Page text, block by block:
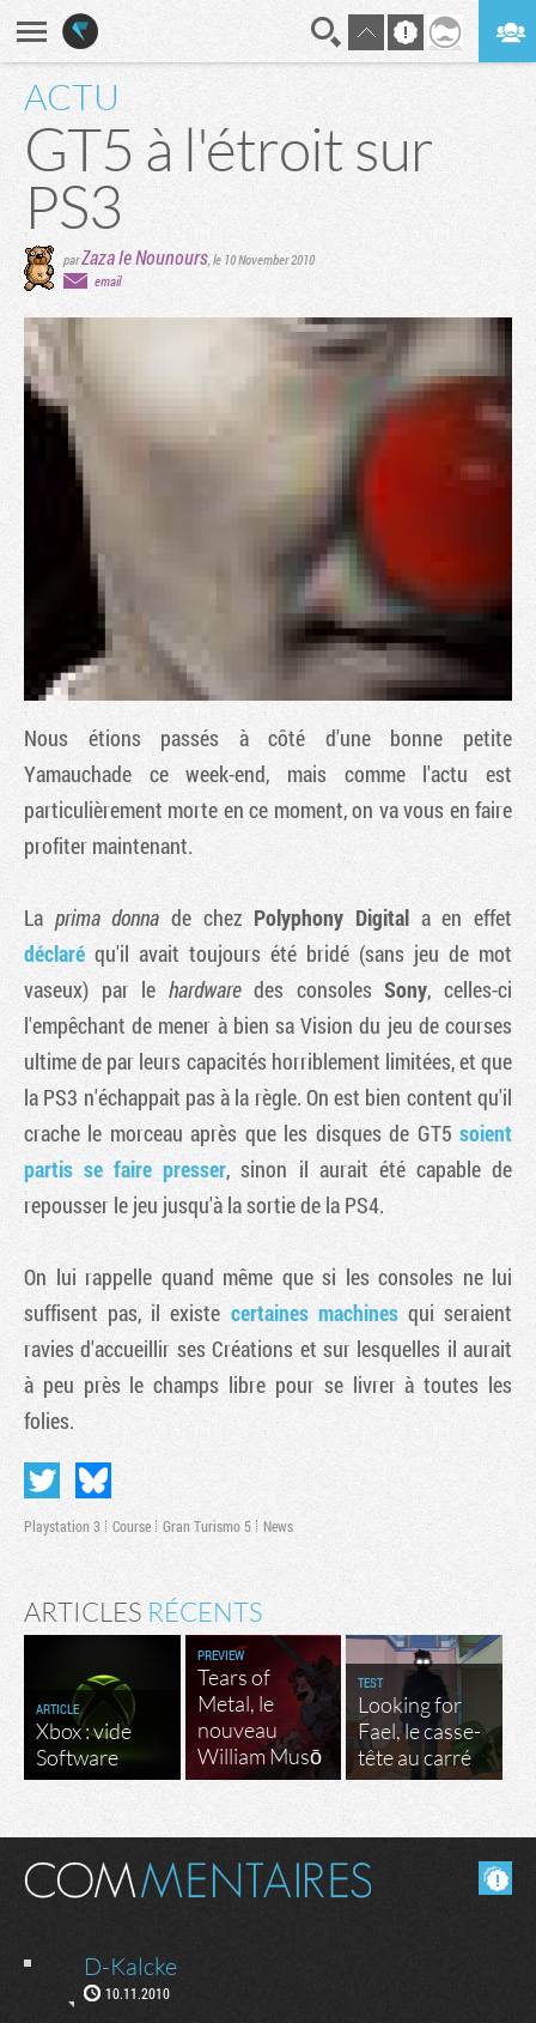
ACTU
GT5 à l'étroit sur
PS3
parZaza le Nounours,le 10 November 2010
email
Nous étions passés à côté d'une bonne petite
Yamauchade ce week-end, mais comme l'actu est
particulièrement morte en ce moment, on va vous en faire
profiter maintenant.
La prima donna de chez Polyphony Digital a en effet
déclaré qu'il avait toujours été bridé (sans jeu de mot
vaseux) par le hardwaredes consolesSony, celles-ci
l'empêchant de mener à bien sa Vision du jeu de courses
ultime de par leurs capacités horriblement limitées, et que
la PS3 n'échappait pas à la règle. On est bien content qu'il
crache le morceau après que les disques de GT5 soient
partis se faire presser, sinon il aurait été capable de
repousser le jeu jusqu'à la sortie de la PS4.
On lui rappelle quand même que si les consoles ne lui
suffisent pas, il existe certaines machinesqui seraient
ravies d'accueillir ses Créations et sur lesquelles il aurait
à peu près le champs libre pour se livrer à toutes les
folies.
Playstation 3 Course Gran Turismo 5 News
ARTICLES RÉCENTS
ARTICLE
Xbox : vide
Software
PREVIEW
Tears of
Metal, le
nouveau
William Musō
TEST
Looking for
Fael, le casse-
tête au carré
Masquer les commentaires lus.
D-Kalcke
10.11.2010